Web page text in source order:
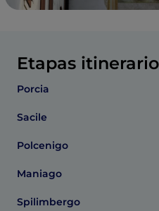
Etapas itinerario
Porcia
Sacile
Polcenigo
Maniago
Spilimbergo